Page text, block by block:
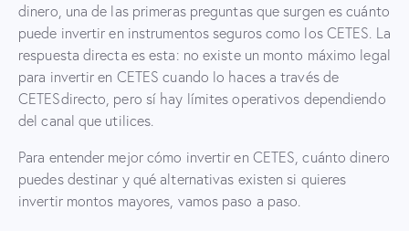
dinero, una de las primeras preguntas que surgen es cuánto
puede invertir en instrumentos seguros como los CETES. La
respuesta directa es esta: no existe un monto máximo legal
para invertir en CETES cuando lo haces a través de
CETESdirecto, pero sí hay límites operativos dependiendo
del canal que utilices.
Para entender mejor cómo invertir en CETES, cuánto dinero
puedes destinar y qué alternativas existen si quieres
invertir montos mayores, vamos paso a paso.